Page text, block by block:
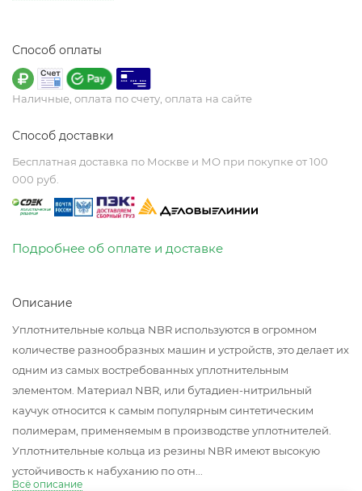
Способ оплаты
Наличные, оплата по счету, оплата на сайте
Способ доставки
Бесплатная доставка по Москве и МО при покупке от 100
000 руб.
Подробнее об оплате и доставке
Описание
Уплотнительные кольца NBR используются в огромном
количестве разнообразных машин и устройств, это делает их
одним из самых востребованных уплотнительным
элементом. Материал NBR, или бутадиен-нитрильный
каучук относится к самым популярным синтетическим
полимерам, применяемым в производстве уплотнителей.
Уплотнительные кольца из резины NBR имеют высокую
устойчивость к набуханию по отн...
Всё описание